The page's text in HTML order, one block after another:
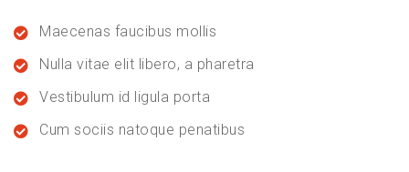
Maecenas faucibus mollis
Nulla vitae elit libero, a pharetra
Vestibulum id ligula porta
Cum sociis natoque penatibus